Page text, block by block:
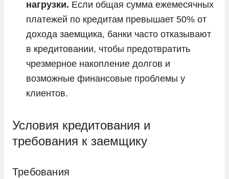
нагрузки. Если общая сумма ежемесячных
платежей по кредитам превышает 50% от
дохода заемщика, банки часто отказывают
в кредитовании, чтобы предотвратить
чрезмерное накопление долгов и
возможные финансовые проблемы у
клиентов.
Условия кредитования и
требования к заемщику
Требования